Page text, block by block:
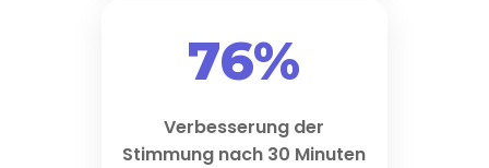
76%
Verbesserung der
Stimmung nach 30 Minuten